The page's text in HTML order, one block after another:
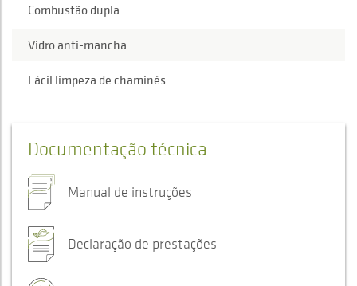
Combustão dupla
Vidro anti-mancha
Fácil limpeza de chaminés
Documentação técnica
Manual de instruções
Declaração de prestações